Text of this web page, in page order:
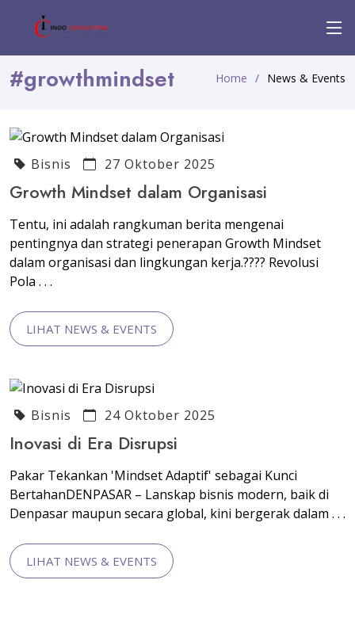
#growthmindset Home News & Events
Bisnis 27 Oktober 2025
Growth Mindset dalam Organisasi
Tentu, ini adalah rangkuman berita mengenai
pentingnya dan strategi penerapan Growth Mindset
dalam organisasi dan lingkungan kerja.???? Revolusi
Pola . . .
LIHAT NEWS & EVENTS
Bisnis 24 Oktober 2025
Inovasi di Era Disrupsi
Pakar Tekankan 'Mindset Adaptif' sebagai Kunci
BertahanDENPASAR – Lanskap bisnis modern, baik di
Denpasar maupun secara global, kini bergerak dalam . . .
LIHAT NEWS & EVENTS